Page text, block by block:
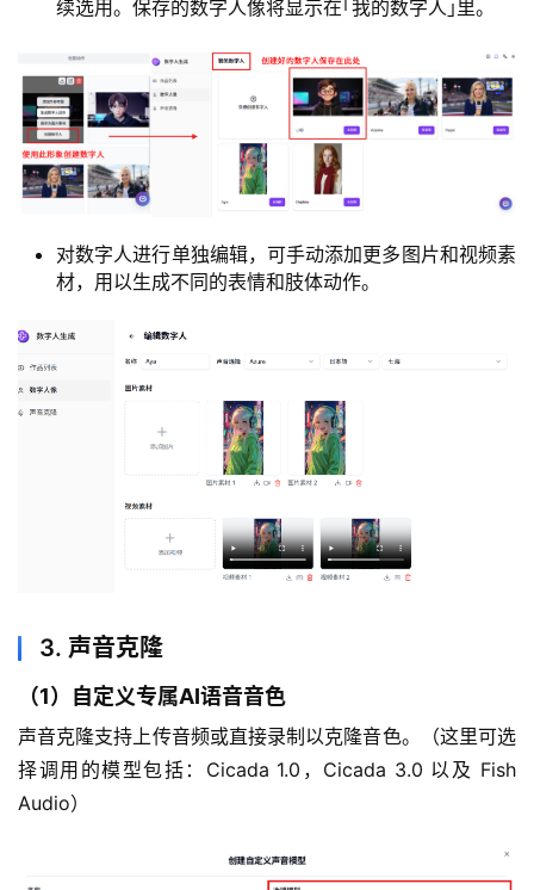
续选用。保存的数字人像将显示在｢我的数字人｣里。
对数字人进行单独编辑，可手动添加更多图片和视频素
材，用以生成不同的表情和肢体动作。
3. 声音克隆
（1）自定义专属AI语音音色
声音克隆支持上传音频或直接录制以克隆音色。（这里可选
择调用的模型包括：Cicada 1.0，Cicada 3.0 以及 Fish
Audio）